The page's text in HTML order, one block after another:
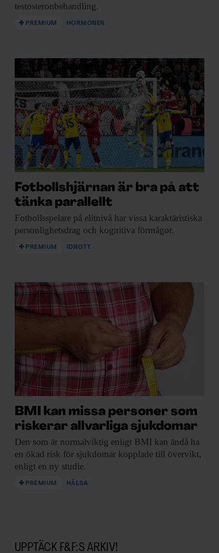
testosteronbehandling.
PREMIUM HORMONER
Fotbollshjärnan är bra på att
tänka parallellt
Fotbollsspelare på elitnivå har vissa karaktäristiska
personlighetsdrag och kognitiva förmågor.
PREMIUM IDROTT
BMI kan missa personer som
riskerar allvarliga sjukdomar
Den som är normalviktig enligt BMI kan ändå ha
en ökad risk för sjukdomar kopplade till övervikt,
enligt en ny studie.
PREMIUM HÄLSA
UPPTÄCK F&F:S ARKIV!